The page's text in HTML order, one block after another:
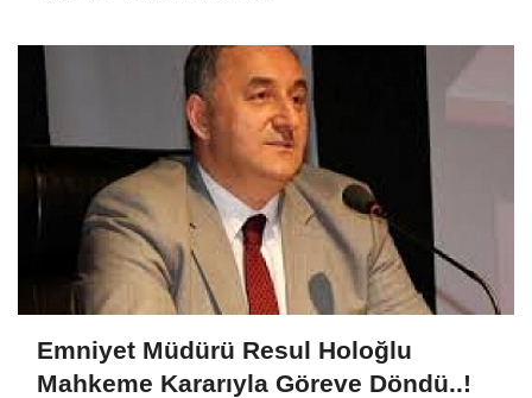
Emniyet Müdürü Resul Holoğlu
Mahkeme Kararıyla Göreve Döndü..!